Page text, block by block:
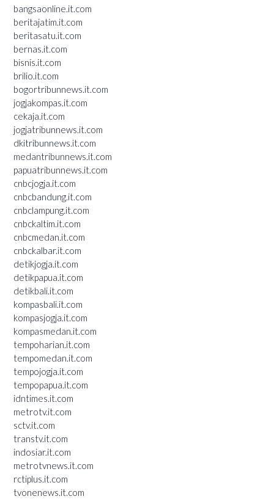
bangsaonline.it.com
beritajatim.it.com
beritasatu.it.com
bernas.it.com
bisnis.it.com
brilio.it.com
bogortribunnews.it.com
jogjakompas.it.com
cekaja.it.com
jogjatribunnews.it.com
dkitribunnews.it.com
medantribunnews.it.com
papuatribunnews.it.com
cnbcjogja.it.com
cnbcbandung.it.com
cnbclampung.it.com
cnbckaltim.it.com
cnbcmedan.it.com
cnbckalbar.it.com
detikjogja.it.com
detikpapua.it.com
detikbali.it.com
kompasbali.it.com
kompasjogja.it.com
kompasmedan.it.com
tempoharian.it.com
tempomedan.it.com
tempojogja.it.com
tempopapua.it.com
idntimes.it.com
metrotv.it.com
sctv.it.com
transtv.it.com
indosiar.it.com
metrotvnews.it.com
rctiplus.it.com
tvonenews.it.com